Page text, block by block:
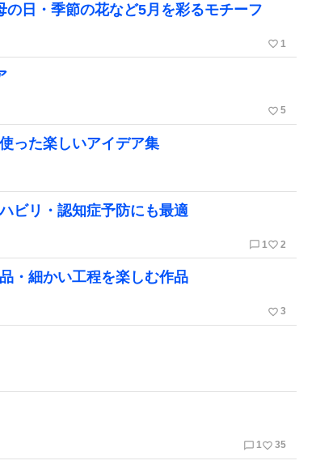
の日・季節の花など5月を彩るモチーフ
favorite_border 1
favorite_border 5
った楽しいアイデア集
ビリ・認知症予防にも最適
chat_bubble_outline 1 favorite_border 2
・細かい工程を楽しむ作品
favorite_border 3
chat_bubble_outline 1favorite_border 35